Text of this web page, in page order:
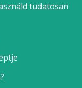
tudatosan